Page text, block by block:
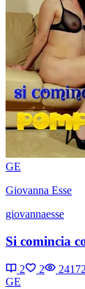
GE
Giovanna Esse
giovannaesse
Si comincia
2 2 2417
GE